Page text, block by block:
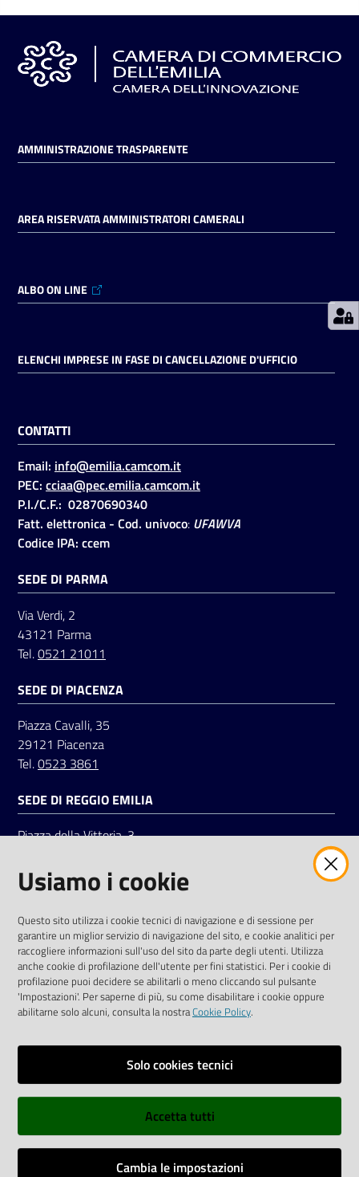
L'impresa
digitale
Prenotazioni
Pagamenti
on line
Accedi
Seguici
su
AMMINISTRAZIONE TRASPARENTE
AREA RISERVATA AMMINISTRATORI CAMERALI
ALBO ON LINE
ELENCHI IMPRESE IN FASE DI CANCELLAZIONE D'UFFICIO
CONTATTI
Email: info@emilia.camcom.it
PEC: cciaa@pec.emilia.camcom.it
P.I./C.F.: 02870690340
Fatt. elettronica - Cod. univoco: UFAWVA
Codice IPA: ccem
SEDE DI PARMA
Via Verdi, 2
43121 Parma
Tel.0521 21011
SEDE DI PIACENZA
Piazza Cavalli, 35
29121 Piacenza
Tel.0523 3861
SEDE DI REGGIO EMILIA
Piazza della Vittoria, 3
Tel.0522 7961
LinkedinFacebookInstagram
Informative e liberatorie privacy
Dichiarazione di accessibilità
Usiamo i cookie
Questo sito utilizza i cookie tecnici di navigazione e di sessione per
garantire un miglior servizio di navigazione del sito, e cookie analitici per
raccogliere informazioni sull'uso del sito da parte degli utenti. Utilizza
anche cookie di profilazione dell'utente per fini statistici. Per i cookie di
profilazione puoi decidere se abilitarli o meno cliccando sul pulsante
'Impostazioni'. Per saperne di più, su come disabilitare i cookie oppure
abilitarne solo alcuni, consulta la nostraCookie Policy.
Solo cookies tecnici
Accetta tutti
Cambia le impostazioni